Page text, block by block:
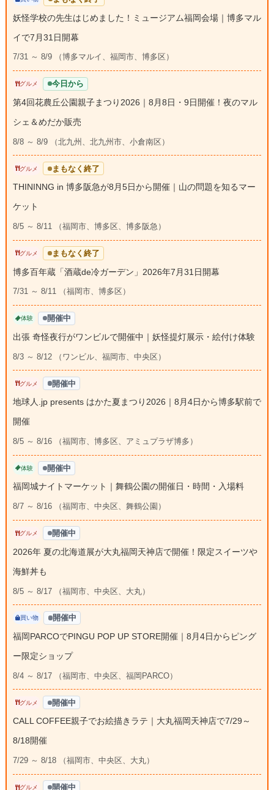
妖怪学校の先生はじめました！ミュージアム福岡会場｜博多マル
イで7月31日開幕
7/31 ～ 8/9 （博多マルイ、福岡市、博多区）
グルメ 今日から
第4回花農丘公園親子まつり2026｜8月8日・9日開催！夜のマル
シェ＆めだか販売
8/8 ～ 8/9 （北九州、北九州市、小倉南区）
グルメ まもなく終了
THININNG in 博多阪急が8月5日から開催｜山の問題を知るマー
ケット
8/5 ～ 8/11 （福岡市、博多区、博多阪急）
グルメ まもなく終了
博多百年蔵「酒蔵de冷ガーデン」2026年7月31日開幕
7/31 ～ 8/11 （福岡市、博多区）
体験 開催中
出張 奇怪夜行がワンビルで開催中｜妖怪提灯展示・絵付け体験
8/3 ～ 8/12 （ワンビル、福岡市、中央区）
グルメ 開催中
地球人.jp presents はかた夏まつり2026｜8月4日から博多駅前で
開催
8/5 ～ 8/16 （福岡市、博多区、アミュプラザ博多）
体験 開催中
福岡城ナイトマーケット｜舞鶴公園の開催日・時間・入場料
8/7 ～ 8/16 （福岡市、中央区、舞鶴公園）
グルメ 開催中
2026年 夏の北海道展が大丸福岡天神店で開催！限定スイーツや
海鮮丼も
8/5 ～ 8/17 （福岡市、中央区、大丸）
買い物 開催中
福岡PARCOでPINGU POP UP STORE開催｜8月4日からピング
ー限定ショップ
8/4 ～ 8/17 （福岡市、中央区、福岡PARCO）
グルメ 開催中
CALL COFFEE親子でお絵描きラテ｜大丸福岡天神店で7/29～
8/18開催
7/29 ～ 8/18 （福岡市、中央区、大丸）
グルメ 開催中